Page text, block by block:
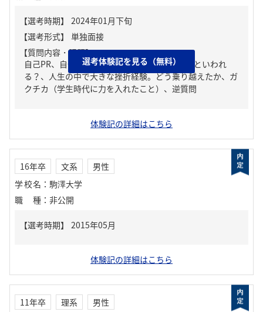
【質問内容・課題】
自己PR、自分の強み/弱み、周りからどんな人といわれ
る？、人生の中で大きな挫折経験。どう乗り越えたか、ガ
クチカ（学生時代に力を入れたこと）、逆質問
選考体験記を見る（無料）
体験記の詳細はこちら
16年卒 文系
男性
学校名 ： 駒澤大学
職種 ： 非公開
体験記の詳細はこちら
11年卒 理系
男性